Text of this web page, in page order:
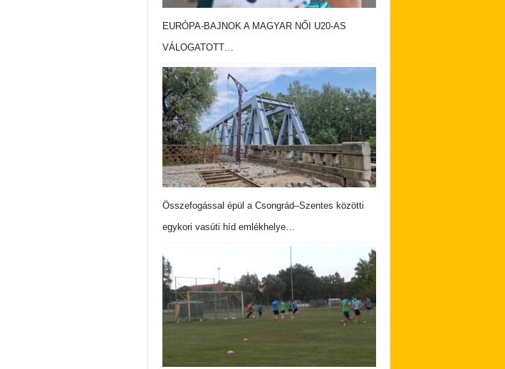
EURÓPA-BAJNOK A MAGYAR NŐI U20-AS
VÁLOGATOTT…
Összefogással épül a Csongrád–Szentes közötti
egykori vasúti híd emlékhelye…